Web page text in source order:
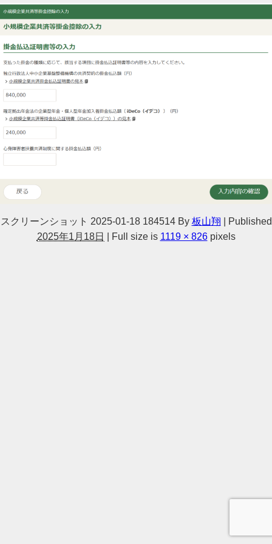
スクリーンショット 2025-01-18 184514 By 板山翔
Published
2025年1月18日
Full size is 1119 × 826pixels